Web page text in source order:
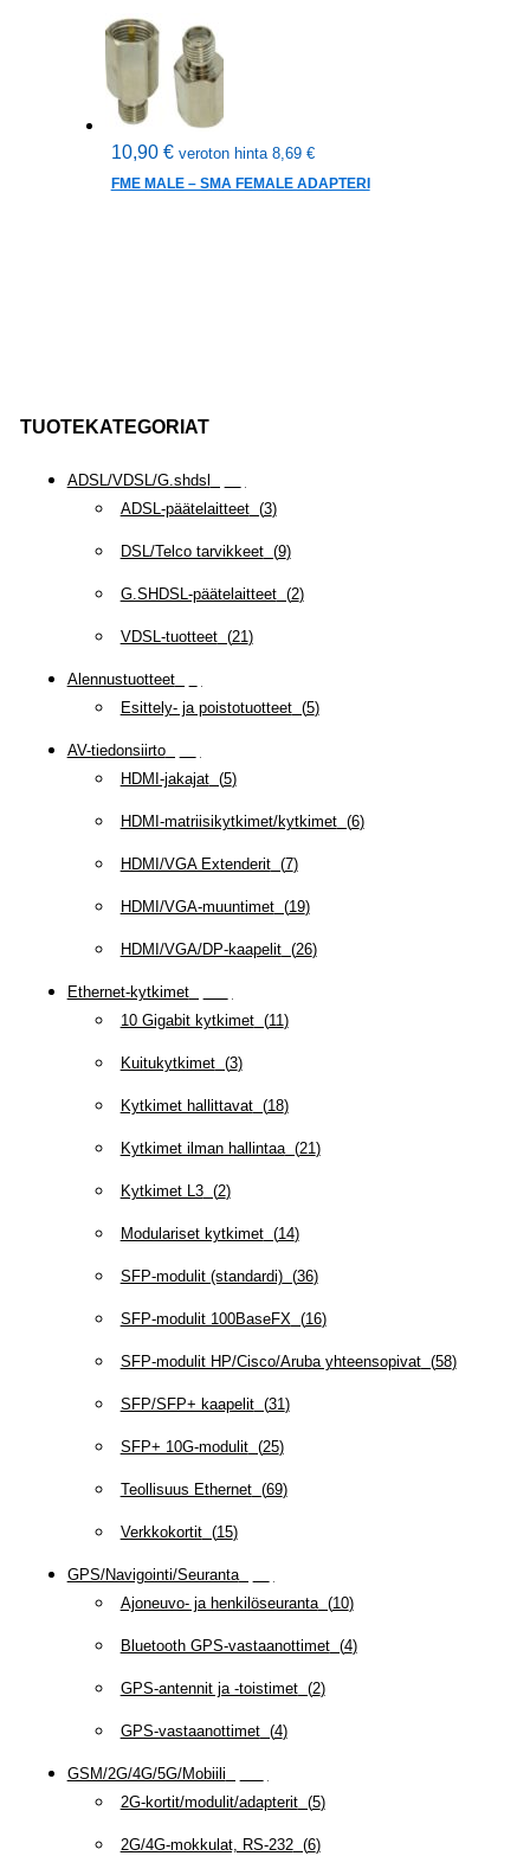
TUOTEKATEGORIAT
ADSL/VDSL/G.shdsl
ADSL-päätelaitteet(3)
DSL/Telco tarvikkeet(9)
G.SHDSL-päätelaitteet(2)
VDSL-tuotteet(21)
Alennustuotteet(
Esittely- ja poistotuotteet(5)
AV-tiedonsiirto(
HDMI-jakajat(5)
HDMI-matriisikytkimet/kytkimet(6)
HDMI/VGA Extenderit(7)
HDMI/VGA-muuntimet(19)
HDMI/VGA/DP-kaapelit(26)
Ethernet-kytkimet(
10 Gigabit kytkimet(11)
Kuitukytkimet(3)
Kytkimet hallittavat(18)
Kytkimet ilman hallintaa(21)
Kytkimet L3(2)
Modulariset kytkimet(14)
SFP-modulit (standardi)(36)
SFP-modulit 100BaseFX(16)
SFP-modulit HP/Cisco/Aruba yhteensopivat(58)
SFP/SFP+ kaapelit(31)
SFP+ 10G-modulit(25)
Teollisuus Ethernet(69)
Verkkokortit(15)
GPS/Navigointi/Seuranta(
Ajoneuvo- ja henkilöseuranta(10)
Bluetooth GPS-vastaanottimet(4)
GPS-antennit ja -toistimet(2)
GPS-vastaanottimet(4)
GSM/2G/4G/5G/Mobiili
2G-kortit/modulit/adapterit(5)
2G/4G-mokkulat, RS-232(6)
10,90 € veroton hinta 8,69 €
FME MALE – SMA FEMALE ADAPTERI